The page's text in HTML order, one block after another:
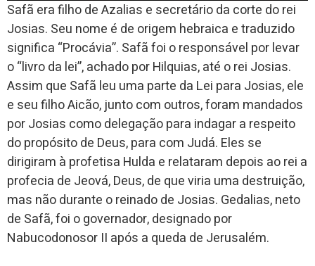
Safã era filho de Azalias e secretário da corte do rei
Josias. Seu nome é de origem hebraica e traduzido
significa “Procávia”. Safã foi o responsável por levar
o “livro da lei”, achado por Hilquias, até o rei Josias.
Assim que Safã leu uma parte da Lei para Josias, ele
e seu filho Aicão, junto com outros, foram mandados
por Josias como delegação para indagar a respeito
do propósito de Deus, para com Judá. Eles se
dirigiram à profetisa Hulda e relataram depois ao rei a
profecia de Jeová, Deus, de que viria uma destruição,
mas não durante o reinado de Josias. Gedalias, neto
de Safã, foi o governador, designado por
Nabucodonosor II após a queda de Jerusalém.